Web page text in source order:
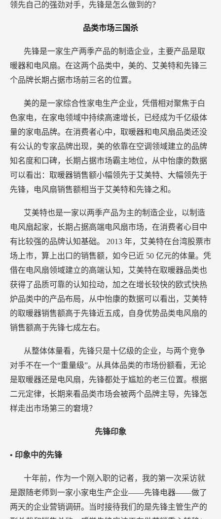
领先自己的强劲对手，先锋是怎么做到的？
品类市场三国杀
先锋是一家生产两季产品的制造企业，主要产品是取
暖器和电风扇。在这两个品类中，美的、艾美特和先锋三
个品牌长期占据市场前三名的位置。
美的是一家综合性家电生产企业，凭借相对聚焦于白
色家电，在家电领域中持续高速增长，已经成为千亿级体
量的家电品牌。在消费者心中，取暖器和电风扇品类还没
有公认的专家品牌出现，美的依靠在空调领域建立的品牌
知名度和口碑，长期占据市场霸主地位，从中怡康的数据
可以看出：取暖器销售额小幅领先于艾美特、大幅领先于
先锋，电风扇销售额相当于艾美特和先锋之和。
艾美特也是一家以两季产品为主的制造企业，以制造
电风扇起家，长期占据高端电风扇市场，在消费者心目中
有比较强的品牌认知基础。 2013 年，艾美特在台湾股票市
场上市，算上出口的销售额，如今已近 50 亿元的体量。凭
借在电风扇领域建立的高端认知，艾美特在取暖器品类也
获得了品质可靠的认知拉动，加之在增长较快的欧式快热
炉品类中的产品布局，从中怡康的数据可以看出，艾美特
的取暖器销售额高于先锋近五成，自身优势品类电风扇的
销售额高于先锋七成左右。
从整体体量看，先锋只是十亿级的企业，与两个竞争
对手不在一个“重量级”。从具体品类的市场份额看，无论
是取暖器还是电风扇，先锋都处于尴尬的老三位置。根据
二元定律，长期来看品类市场会被两个品牌主导，先锋怎
样走出市场第三的窘境？
先锋印象
• 印象中的先锋
十年前，作为一个刚入职的记者，我的第一次采访就
是跟随老师到一家小家电生产企业——先锋电器——做了
两天的企业营销调研。当时接待我们的是先锋主管生产的